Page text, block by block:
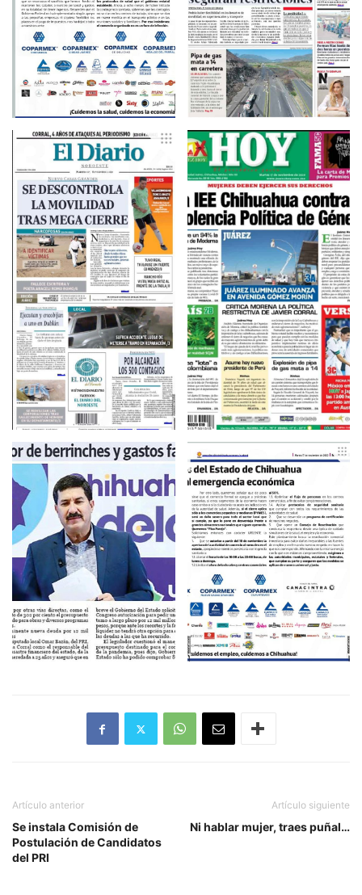
Artículo anterior
Se instala Comisión de
Postulación de Candidatos
del PRI
Artículo siguiente
Ni hablar mujer, traes puñal…